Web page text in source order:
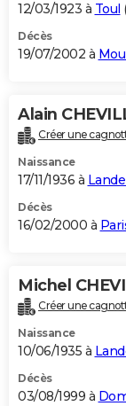
12/03/1923 à Toul
Décès
19/07/2002 à
Alain
Créer une
Naissance
17/11/1936 à
Décès
16/02/2000 à
Michel
Créer une
Naissance
10/06/1935 à
Décès
03/08/1999 à